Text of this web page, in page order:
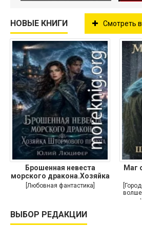
НОВЫЕ КНИГИ Смотреть
Брошенная невеста
морского дракона.Хозяйка
[Любовная фантастика]
Маг
ВЫБОР РЕДАКЦИИ